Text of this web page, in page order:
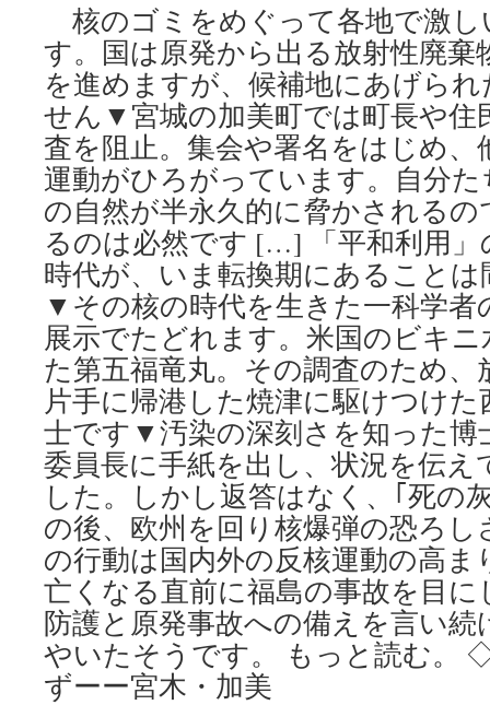
核のゴミをめぐって各地で激
す。国は原発から出る放射性廃棄
を進めますが、候補地にあげら
せん▼宮城の加美町では町長や住
査を阻止。集会や署名をはじめ、
運動がひろがっています。自分
の自然が半永久的に脅かされる
るのは必然です […] 「平和利用
時代が、いま転換期にあること
▼その核の時代を生きた一科学者
展示でたどれます。米国のビキ
た第五福竜丸。その調査のため、
片手に帰港した焼津に駆けつけ
士です▼汚染の深刻さを知った博
委員長に手紙を出し、状況を伝え
した。しかし返答はなく、｢死の
の後、欧州を回り核爆弾の恐ろ
の行動は国内外の反核運動の高
亡くなる直前に福島の事故を目に
防護と原発事故への備えを言い
やいたそうです。 もっと読む。
ずーー宮木・加美